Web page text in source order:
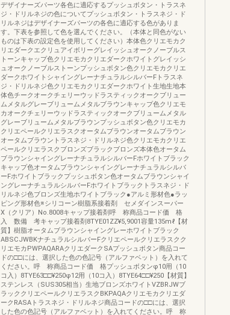
デザイナーズパーツ各色に適応するプッシュボタン・トラスネ
ジ・ドリルネジの色についてプッシュボタン・トラスネジ・ド
リルネジはデザイナーズパーツの各色に適応する色がありま
す。下表を参照して色を選んでください。（本体と同色がない
ものは下表の設定色を使用してください）本体色クリエモカク
リエダークエクリュアイボリーグレイッシュオークノーブルス
トーンキャップ色クリエモカクリエダークホワイトグレイッシ
ュオークノーブルストーンプッシュボタン色クリエモカクリエ
ダークホワイトシャイングレーナチュラルシルバーFトラスネ
ジ・ドリルネジ色クリエモカクリエダークホワイト生地生地本
体色チークオークチェリーウッドラスティックオークブリュー
ムメタルグレーブリュームメタルブラウンキャップ色クリエモ
カオークチェリーウッドラスティックオークブリュームメタル
グレーブリュームメタルブラウンプッシュボタン色クリエモカ
クリエペールクリエラスクオータムブラウンオータムブラウン
オータムブラウントラスネジ・ドリルネジ色クリエモカクリエ
ペールクリエラスクブロンズブラックブロンズ本体色オータム
ブラウンシャイングレーナチュラルシルバーFホワイトブラック
キャップ色オータムブラウンシャイングレーナチュラルシルバ
ーFホワイトブラックプッシュボタン色オータムブラウンシャイ
ングレーナチュラルシルバーFホワイトブラックトラスネジ・ド
リルネジ色ブロンズ生地ホワイトブラック●アルミ形材色●ラッ
ピング形材色※シリコーン樹脂系接着剤 セメダインスーパー
X（クリア）No.8008キャップ接着剤呼 称商品コード価 格
入 数備 考キャップ接着剤8TYE01ZZ¥5,9001容量135mℓ【材
質】樹脂オータムブラウンシャイングレーホワイトブラック
ABSCJWBKナチュラルシルバーFクリエペールクリエラスクク
リエモカPWPAQARAクリエダークSAプッシュボタン商品コー
ドの□□には、選択した色の色記号（アルファベット）を入れて
ください。呼 称商品コード価 格プッシュボタンφ10用（10
コ入）8TYE63□□¥250φ12用（10コ入）8TYE64□□¥250【材質】
ステンレス（SUS305相当）生地ブロンズホワイトVZBRJWブ
ラッククリエペールクリエラスクBKPAQAクリエモカクリエダ
ークRASAトラスネジ・ドリルネジ商品コードの□□には、選択
した色の色記号（アルファベット）を入れてください。呼 称